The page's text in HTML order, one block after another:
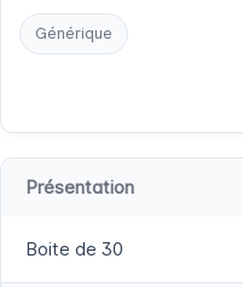
Générique
Présentation
Boite de 30